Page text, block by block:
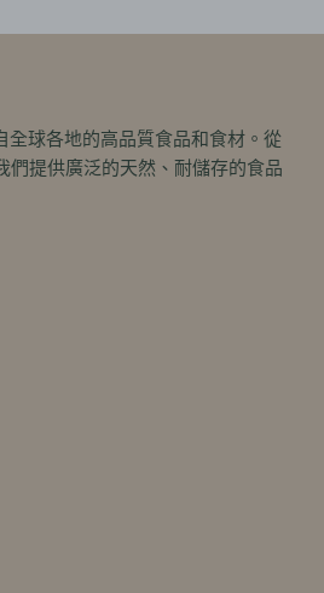
全球各地的高品質食品和食材。從
們提供廣泛的天然、耐儲存的食品